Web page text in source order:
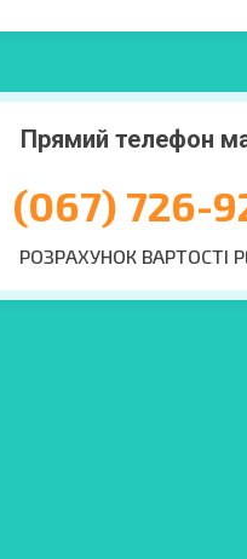
Прямий телефон
(067) 726-
РОЗРАХУНОК ВАРТОСТІ